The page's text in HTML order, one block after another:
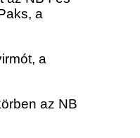
a
a
az NB